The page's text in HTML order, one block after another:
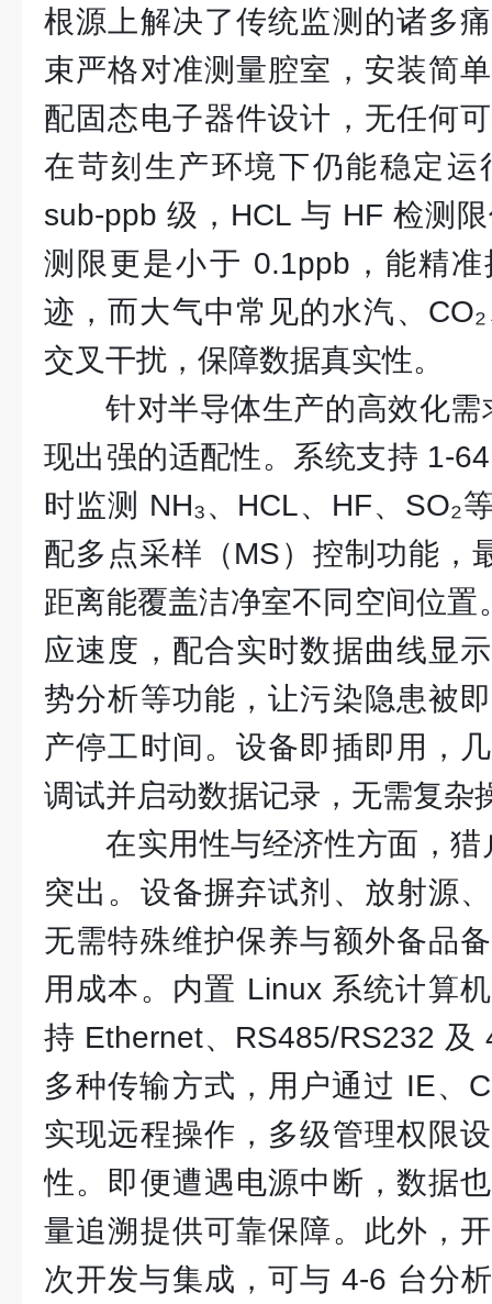
根源上解决了传统监测的诸多
束严格对准测量腔室，安装简
配固态电子器件设计，无任何
在苛刻生产环境下仍能稳定运
sub-ppb 级，HCL 与 HF 检测
测限更是小于 0.1ppb，能精
迹，而大气中常见的水汽、
交叉干扰，保障数据真实性。
针对半导体生产的高效化
现出强的适配性。系统支持 1-
时监测 NH₃、HCL、HF、SO₂
配多点采样（MS）控制功能，
距离能覆盖洁净室不同空间位
应速度，配合实时数据曲线显
势分析等功能，让污染隐患被
产停工时间。设备即插即用，
调试并启动数据记录，无需复杂
在实用性与经济性方面，
突出。设备摒弃试剂、放射源
无需特殊维护保养与额外备品
用成本。内置 Linux 系统计算
持 Ethernet、RS485/RS232 及
多种传输方式，用户通过 IE、
实现远程操作，多级管理权限
性。即便遭遇电源中断，数据
量追溯提供可靠保障。此外，
次开发与集成，可与 4-6 台分